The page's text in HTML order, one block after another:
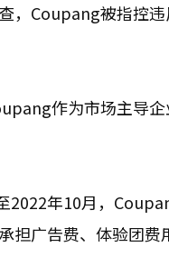
，Coupang被指控
作为市场主导
2022年10月，
担广告费、体验团费